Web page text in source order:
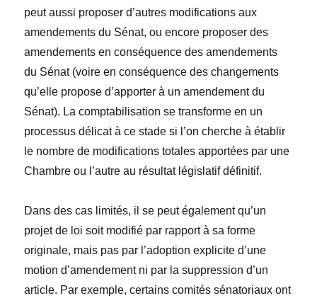
peut aussi proposer d’autres modifications aux
amendements du Sénat, ou encore proposer des
amendements en conséquence des amendements
du Sénat (voire en conséquence des changements
qu’elle propose d’apporter à un amendement du
Sénat). La comptabilisation se transforme en un
processus délicat à ce stade si l’on cherche à établir
le nombre de modifications totales apportées par une
Chambre ou l’autre au résultat législatif définitif.
Dans des cas limités, il se peut également qu’un
projet de loi soit modifié par rapport à sa forme
originale, mais pas par l’adoption explicite d’une
motion d’amendement ni par la suppression d’un
article. Par exemple, certains comités sénatoriaux ont